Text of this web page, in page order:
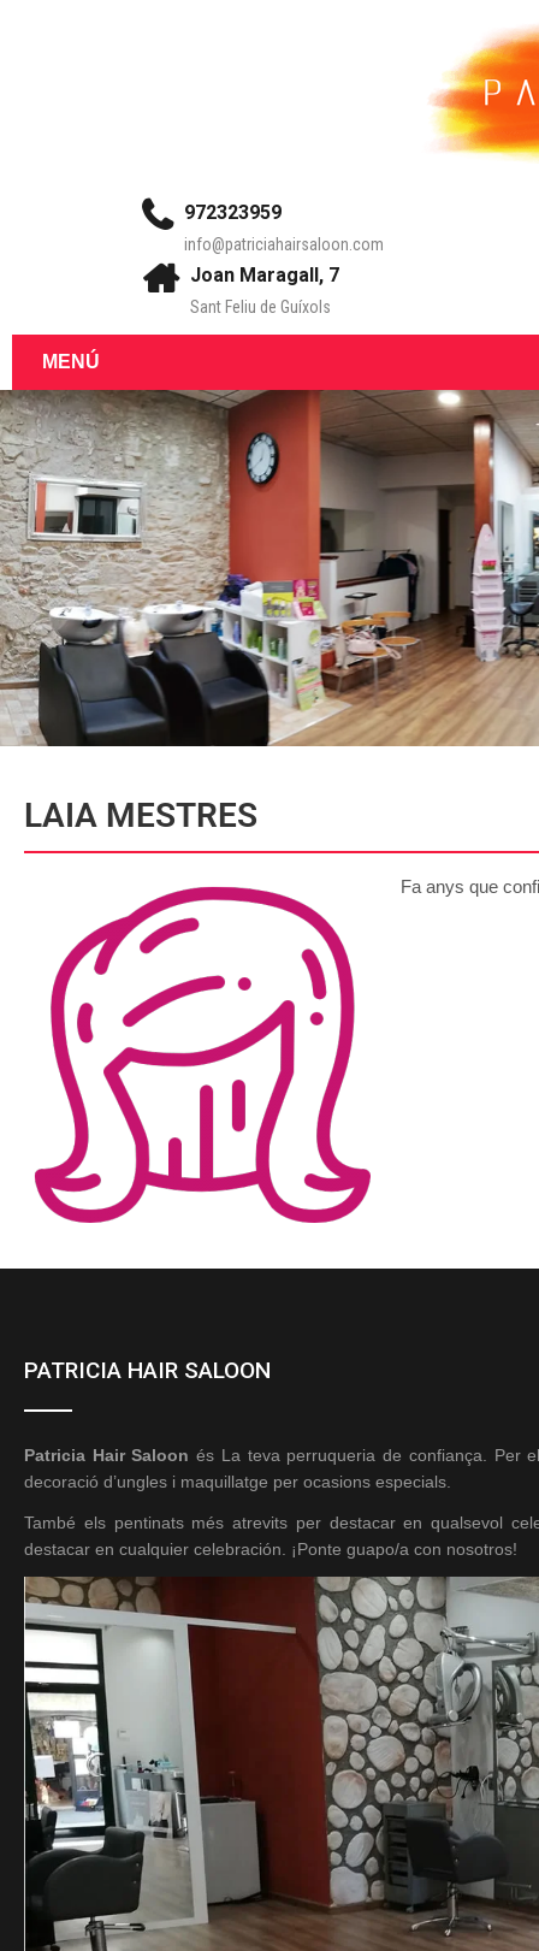
972323959
info@patriciahairsaloon.com
Joan Maragall, 7
Sant Feliu de Guíxols
MENÚ
LAIA MESTRES
Fa anys que
PATRICIA HAIR SALOON
Patricia Hair Saloon és La teva perruqueria de confiança. Per
decoració d’ungles i maquillatge per ocasions especials.
També els pentinats més atrevits per destacar en qualsevol
destacar en cualquier celebración. ¡Ponte guapo/a con nosotros!